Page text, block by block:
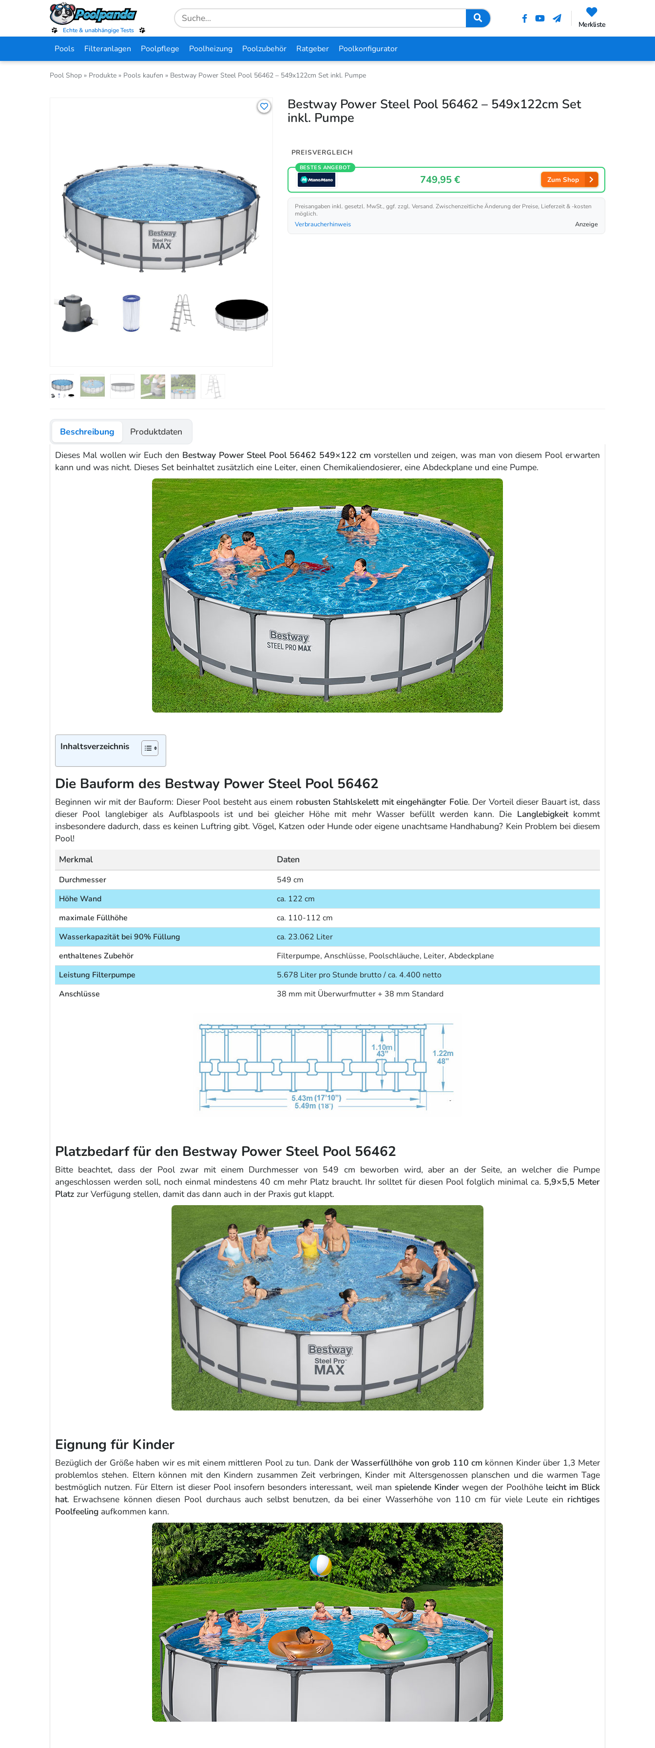
Echte & unabhängige Tests
Search
for:
Merkliste
Pools Filteranlagen Poolpflege Poolheizung Poolzubehör Ratgeber Poolkonfigurator
Pool Shop » Produkte » Pools kaufen » Bestway Power Steel Pool 56462 – 549x122cm Set inkl. Pumpe
Bestway Power Steel Pool 56462 – 549x122cm Set
inkl. Pumpe
PREISVERGLEICH
BESTES ANGEBOT
749,95 € Zum Shop
Preisangaben inkl. gesetzl. MwSt., ggf. zzgl. Versand. Zwischenzeitliche Änderung der Preise, Lieferzeit & -kosten
möglich.
Verbraucherhinweis Anzeige
Beschreibung
Produktdaten
Dieses Mal wollen wir Euch den Bestway Power Steel Pool 56462 549×122 cm vorstellen und zeigen, was man von diesem Pool erwarten
kann und was nicht. Dieses Set beinhaltet zusätzlich eine Leiter, einen Chemikaliendosierer, eine Abdeckplane und eine Pumpe.
Inhaltsverzeichnis
Die Bauform des Bestway Power Steel Pool 56462
Beginnen wir mit der Bauform: Dieser Pool besteht aus einem robusten Stahlskelett mit eingehängter Folie. Der Vorteil dieser Bauart ist, dass
dieser Pool langlebiger als Aufblaspools ist und bei gleicher Höhe mit mehr Wasser befüllt werden kann. Die Langlebigkeitkommt
insbesondere dadurch, dass es keinen Luftring gibt. Vögel, Katzen oder Hunde oder eigene unachtsame Handhabung? Kein Problem bei diesem
Pool!
Merkmal
Daten
Durchmesser
549 cm
Höhe Wand
ca. 122 cm
maximale Füllhöhe
ca. 110-112 cm
Wasserkapazität bei 90% Füllung
ca. 23.062 Liter
enthaltenes Zubehör
Filterpumpe, Anschlüsse, Poolschläuche, Leiter, Abdeckplane
Leistung Filterpumpe
5.678 Liter pro Stunde brutto / ca. 4.400 netto
Anschlüsse
38 mm mit Überwurfmutter + 38 mm Standard
Platzbedarf für den Bestway Power Steel Pool 56462
Bitte beachtet, dass der Pool zwar mit einem Durchmesser von 549 cm beworben wird, aber an der Seite, an welcher die Pumpe
angeschlossen werden soll, noch einmal mindestens 40 cm mehr Platz braucht. Ihr solltet für diesen Pool folglich minimal ca. 5,9×5,5 Meter
Platz zur Verfügung stellen, damit das dann auch in der Praxis gut klappt.
Eignung für Kinder
Bezüglich der Größe haben wir es mit einem mittleren Pool zu tun. Dank derWasserfüllhöhe von grob 110 cm können Kinder über 1,3 Meter
problemlos stehen. Eltern können mit den Kindern zusammen Zeit verbringen, Kinder mit Altersgenossen planschen und die warmen Tage
bestmöglich nutzen. Für Eltern ist dieser Pool insofern besonders interessant, weil man spielende Kinder wegen der Poolhöhe leicht im Blick
hat. Erwachsene können diesen Pool durchaus auch selbst benutzen, da bei einer Wasserhöhe von 110 cm für viele Leute ein richtiges
Poolfeeling aufkommen kann.